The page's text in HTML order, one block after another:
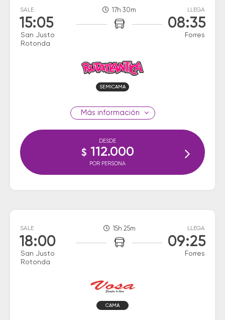
SALE
15:05
San Justo
Rotonda
17h 30m LLEGA
08:35
Forres
SEMICAMA
información
DESDE
$ 112.000
POR PERSONA
SALE
18:00
San Justo
Rotonda
15h 25m LLEGA
09:25
Forres
CAMA